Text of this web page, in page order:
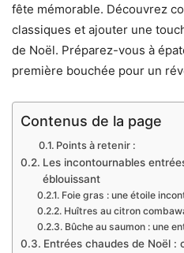
fête mémorable. Découvrez
classiques et ajouter une
de Noël. Préparez-vous à
première bouchée pour un
Contenus de la page
Points à retenir :
Les incontournables
éblouissant
Foie gras : une étoile
Huîtres au citron
Bûche au saumon : une
Entrées chaudes de Noël :